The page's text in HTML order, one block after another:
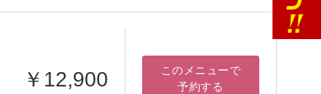
￥12,900
このメニューで
予約する